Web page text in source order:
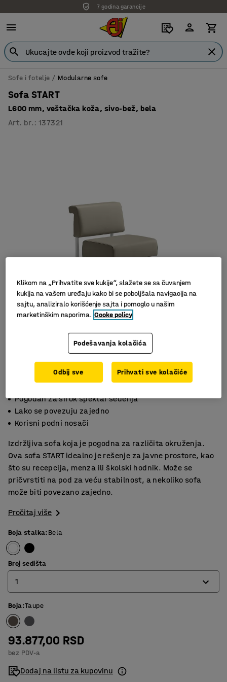
7 godina garancije
Sofe i fotelje Modularne sofe
Sofa START
L600 mm, veštačka koža, sivo-bež, bela
Art. br. :137321
Pogodan za širok spektar sedenja
Lako se povezuju zajedno
Korisni podni nosači
Izdržljiva sofa koja je pogodna za različita okruženja.
Ova sofa START idealno je rešenje za javne prostore, kao
što su recepcija, menza ili školski hodnik. Može se
pričvrstiti na pod za veću stabilnost, a nekoliko sofa
može biti povezano zajedno.
Pročitaj više
Boja stalka:Bela
Broj sedišta
1
1
2
3
Boja:Taupe
93.877,00 RSD
bez PDV-a
Dodaj na listu za kupovinu
Klikom na „Prihvatite sve kukije“, slažete se sa čuvanjem
kukija na vašem uređaju kako bi se poboljšala navigacija na
sajtu, analiziralo korišćenje sajta i pomoglo u našim
marketinškim naporima. Cooke policy
Podešavanja kolačića
Odbij sve Prihvati sve kolačiće